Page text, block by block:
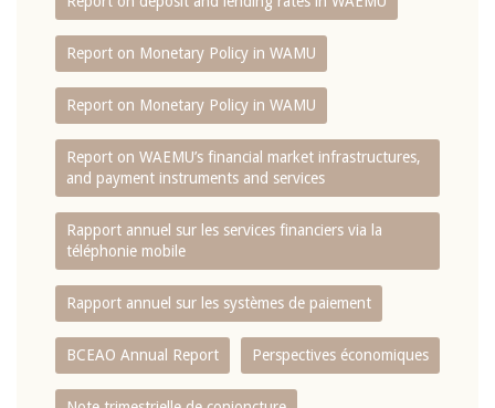
Report on Monetary Policy in WAMU
Report on Monetary Policy in WAMU
Report on WAEMU’s financial market infrastructures,
and payment instruments and services
Rapport annuel sur les services financiers via la
téléphonie mobile
Rapport annuel sur les systèmes de paiement
BCEAO Annual Report Perspectives économiques